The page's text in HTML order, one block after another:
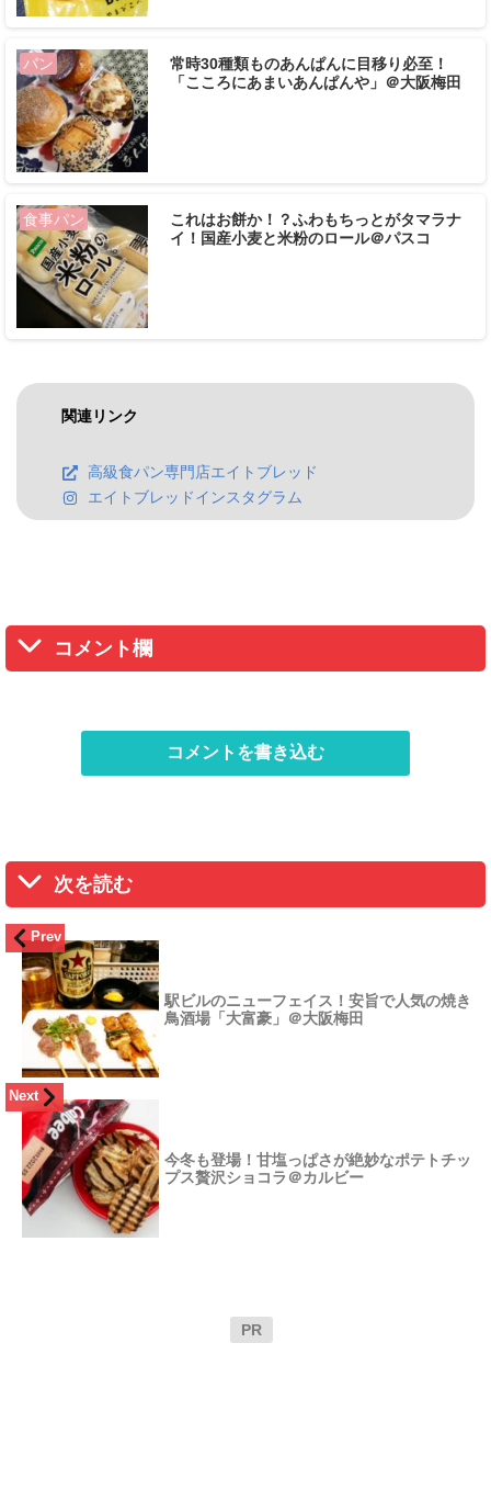
パン
常時30種類ものあんぱんに目移り必至！
「こころにあまいあんぱんや」＠大阪梅田
食事パン
これはお餅か！？ふわもちっとがタマラナ
イ！国産小麦と米粉のロール＠パスコ
関連リンク
高級食パン専門店エイトブレッド
エイトブレッドインスタグラム
コメント欄
コメントを書き込む
次を読む
Prev
駅ビルのニューフェイス！安旨で人気の焼き
鳥酒場「大富豪」＠大阪梅田
Next
今冬も登場！甘塩っぱさが絶妙なポテトチッ
プス贅沢ショコラ＠カルビー
PR